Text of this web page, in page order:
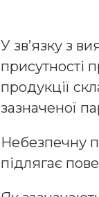
У зв’язку з
присутності
продукції
зазначеної
Небезпечну
підлягає